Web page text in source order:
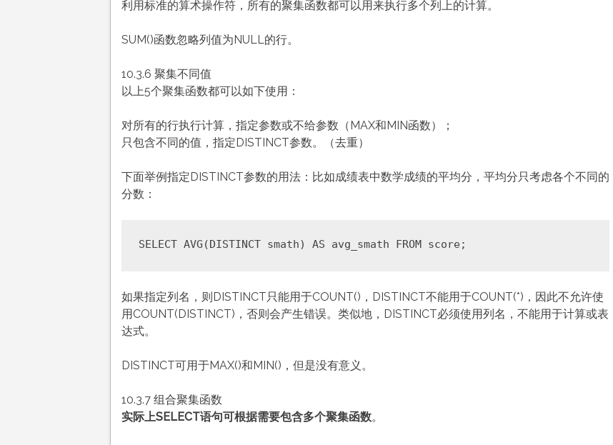
利用标准的算术操作符，所有的聚集函数都可以用来执行多个列上的计算。
SUM()函数忽略列值为NULL的行。
10.3.6 聚集不同值
以上5个聚集函数都可以如下使用：
对所有的行执行计算，指定参数或不给参数（MAX和MIN函数）；
只包含不同的值，指定DISTINCT参数。（去重）
下面举例指定DISTINCT参数的用法：比如成绩表中数学成绩的平均分，平均分只考虑各个不同的
分数：
如果指定列名，则DISTINCT只能用于COUNT()，DISTINCT不能用于COUNT(*)，因此不允许使
用COUNT(DISTINCT)，否则会产生错误。类似地，DISTINCT必须使用列名，不能用于计算或表
达式。
DISTINCT可用于MAX()和MIN()，但是没有意义。
10.3.7 组合聚集函数
实际上SELECT语句可根据需要包含多个聚集函数。